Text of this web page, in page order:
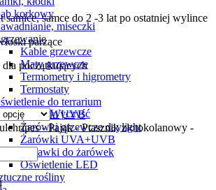
korkowy
miseczki
Kable grzewcze
Maty grzewcze
Termometry i higrometry
Termostaty
do terrarium
Żarówki UVB
Żarówki grzewcze daylight
Żarówki UVA+UVB
Oprawki do żarówek
Oświetlenie LED
rośliny
samice, samce do 2 -3 lat po ostatniej wylince
parzące
dla początkujących
Wyczyść
- Pająk - Ptasznik złotokolanowy -